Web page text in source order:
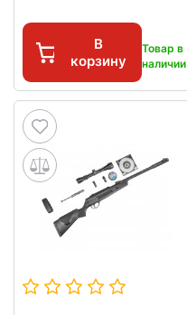
В
корзину
Товар в
наличии